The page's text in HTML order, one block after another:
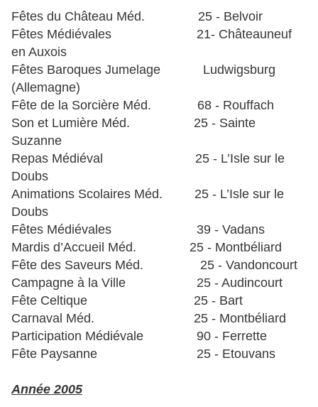
Fêtes du Château Méd. 25 - Belvoir
Fêtes Médiévales 21- Châteauneuf
en Auxois
Fêtes Baroques Jumelage Ludwigsburg
(Allemagne)
Fête de la Sorcière Méd. 68 - Rouffach
Son et Lumière Méd. 25 - Sainte
Suzanne
Repas Médiéval 25 - L’Isle sur le
Doubs
Animations Scolaires Méd. 25 - L’Isle sur le
Doubs
Fêtes Médiévales 39 - Vadans
Mardis d’Accueil Méd. 25 - Montbéliard
Fête des Saveurs Méd. 25 - Vandoncourt
Campagne à la Ville 25 - Audincourt
Fête Celtique 25 - Bart
Carnaval Méd. 25 - Montbéliard
Participation Médiévale 90 - Ferrette
Fête Paysanne 25 - Etouvans
Année 2005